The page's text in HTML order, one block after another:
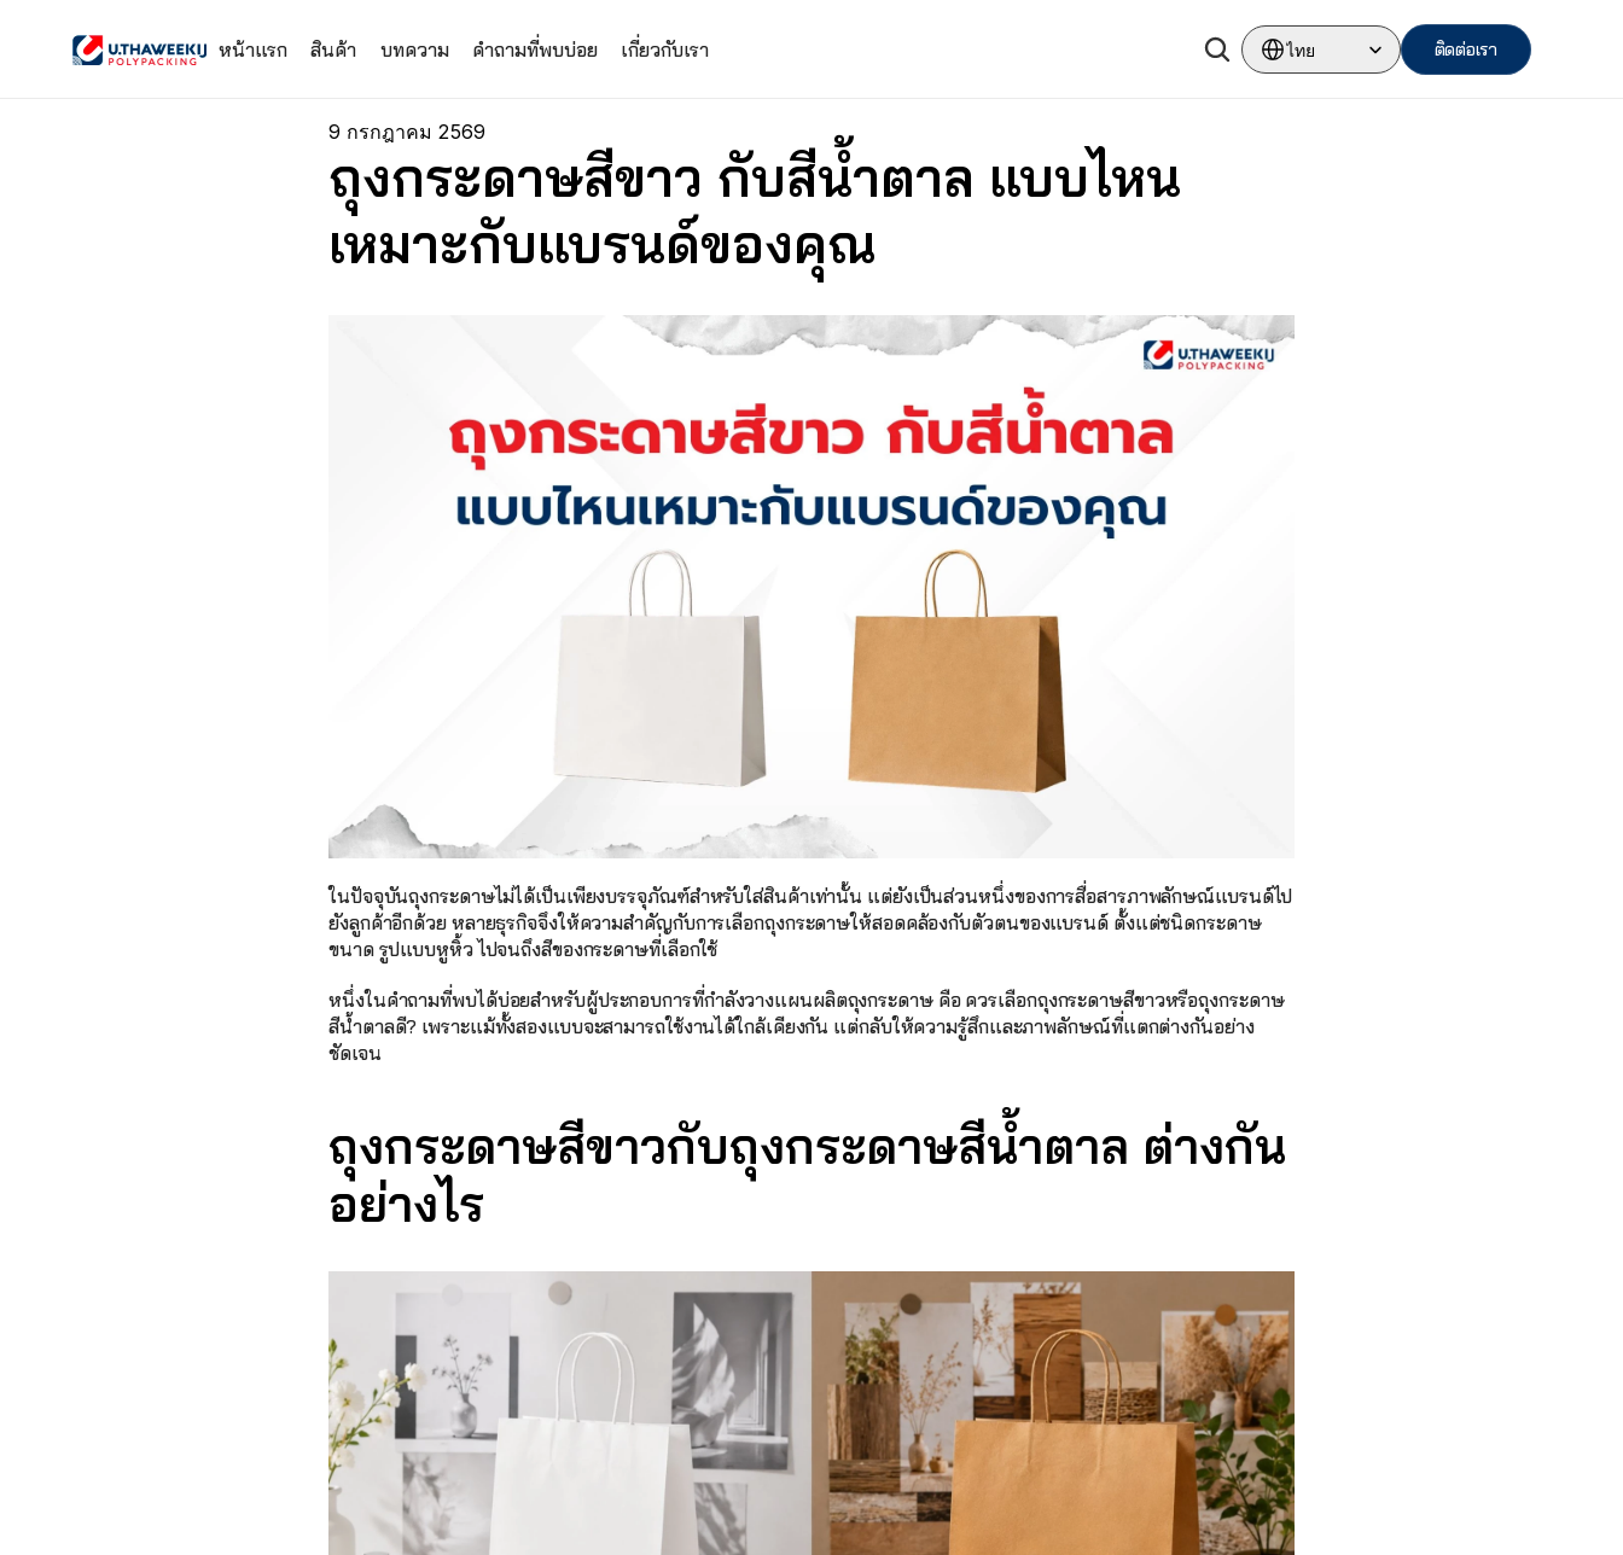
หน้าแรก สินค้า บทความ คำถามที่พบบ่อย เกี่ยวกับเรา
Select Language
ไทย ติดต่อเรา
9 กรกฎาคม 2569
ถุงกระดาษสีขาว กับสีน้ำตาล แบบไหน
เหมาะกับแบรนด์ของคุณ
ในปัจจุบันถุงกระดาษไม่ได้เป็นเพียงบรรจุภัณฑ์สำหรับใส่สินค้าเท่านั้น แต่ยังเป็นส่วนหนึ่งของการสื่อสารภาพลักษณ์แบรนด์ไป
ยังลูกค้าอีกด้วย หลายธุรกิจจึงให้ความสำคัญกับการเลือกถุงกระดาษให้สอดคล้องกับตัวตนของแบรนด์ ตั้งแต่ชนิดกระดาษ
ขนาด รูปแบบหูหิ้ว ไปจนถึงสีของกระดาษที่เลือกใช้
หนึ่งในคำถามที่พบได้บ่อยสำหรับผู้ประกอบการที่กำลังวางแผนผลิตถุงกระดาษ คือ ควรเลือกถุงกระดาษสีขาวหรือถุงกระดาษ
สีน้ำตาลดี? เพราะแม้ทั้งสองแบบจะสามารถใช้งานได้ใกล้เคียงกัน แต่กลับให้ความรู้สึกและภาพลักษณ์ที่แตกต่างกันอย่าง
ชัดเจน
ถุงกระดาษสีขาวกับถุงกระดาษสีน้ำตาล ต่างกัน
อย่างไร